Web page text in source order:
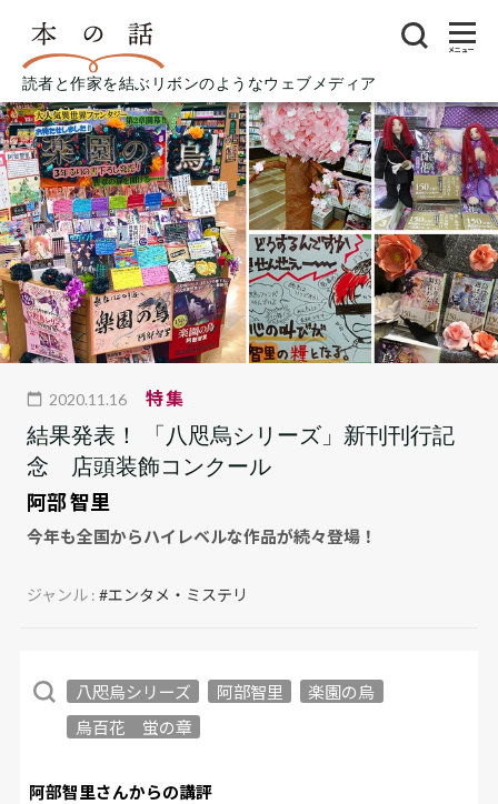
読者と作家を結ぶリボンのようなウェブメディア
メニュー
2020.11.16 特集
結果発表！ 「八咫烏シリーズ」新刊刊行記
念 店頭装飾コンクール
阿部 智里
今年も全国からハイレベルな作品が続々登場！
ジャンル :#エンタメ・ミステリ
八咫烏シリーズ 阿部智里
楽園の烏
烏百花 蛍の章
阿部智里さんからの講評